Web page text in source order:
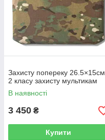
Захисту попереку 26.5×15см
2 класу захисту мультикам
В наявності
3 450 ₴
Купити